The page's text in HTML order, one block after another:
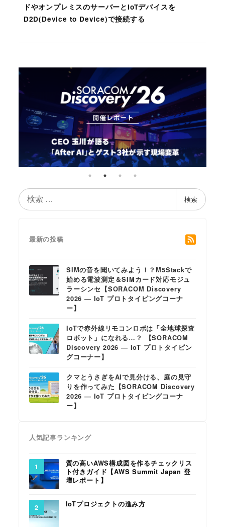
ドやオンプレミスのサーバーとIoTデバイスを
D2D(Device to Device)で接続する
検
索
検索
最新の投稿
SIMの音を聞いてみよう！？M5Stackで
始める電波測定＆SIMカード対応モジュ
ラーシンセ【SORACOM Discovery
2026 ― IoT プロトタイピングコーナ
ー】
IoTで赤外線リモコンロボは「全地球探査
ロボット」になれる…？ 【SORACOM
Discovery 2026 ― IoT プロトタイピン
グコーナー】
クマとうさぎをAIで見分ける、庭の見守
りを作ってみた【SORACOM Discovery
2026 ― IoT プロトタイピングコーナ
ー】
人気記事ランキング
質の高いAWS構成図を作るチェックリス
ト付きガイド【AWS Summit Japan 登
壇レポート】
IoTプロジェクトの進み方